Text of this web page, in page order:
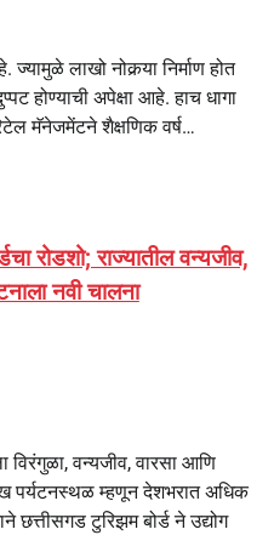
लाखो नोकर्‍या निर्माण होत
होण्याची अपेक्षा आहे. हाच धागा
मॅनेजमेंटने शैक्षणिक वर्ष…
रोडशो; राज्यातील वन्यजीव,
नवी चालना
वन्यजीव, वारसा आणि
पर्यटनस्थळ म्हणून देशभरात अधिक
छत्तीसगड टुरिझम बोर्ड ने उद्योग